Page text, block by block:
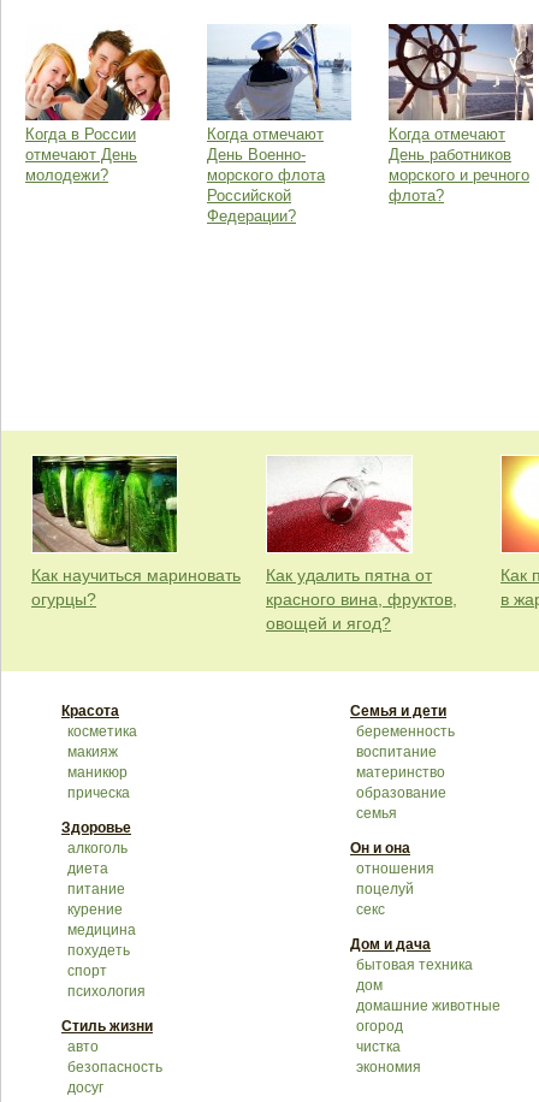
Когда в России
отмечают День
молодежи?
Когда отмечают
День Военно-
морского флота
Российской
Федерации?
Когда отмечают
День работников
морского и речного
флота?
Как научиться мариновать
огурцы?
Как удалить пятна от
красного вина, фруктов,
овощей и ягод?
Как
в
Красота
косметика
макияж
маникюр
прическа
Здоровье
алкоголь
диета
питание
курение
медицина
похудеть
спорт
психология
Стиль жизни
авто
безопасность
досуг
Семья и дети
беременность
воспитание
материнство
образование
семья
Он и она
отношения
поцелуй
секс
Дом и дача
бытовая техника
дом
домашние животные
огород
чистка
экономия